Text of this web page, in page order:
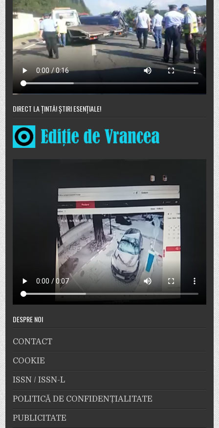
DIRECT LA ȚINTĂ! ȘTIRI ESENȚIALE!
DESPRE NOI
CONTACT
COOKIE
ISSN / ISSN-L
POLITICĂ DE CONFIDENȚIALITATE
PUBLICITATE